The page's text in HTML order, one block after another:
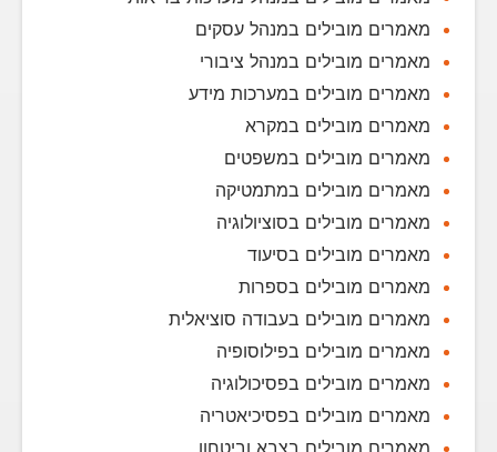
מאמרים מובילים במנהל עסקים
מאמרים מובילים במנהל ציבורי
מאמרים מובילים במערכות מידע
מאמרים מובילים במקרא
מאמרים מובילים במשפטים
מאמרים מובילים במתמטיקה
מאמרים מובילים בסוציולוגיה
מאמרים מובילים בסיעוד
מאמרים מובילים בספרות
מאמרים מובילים בעבודה סוציאלית
מאמרים מובילים בפילוסופיה
מאמרים מובילים בפסיכולוגיה
מאמרים מובילים בפסיכיאטריה
מאמרים מובילים בצבא וביטחון